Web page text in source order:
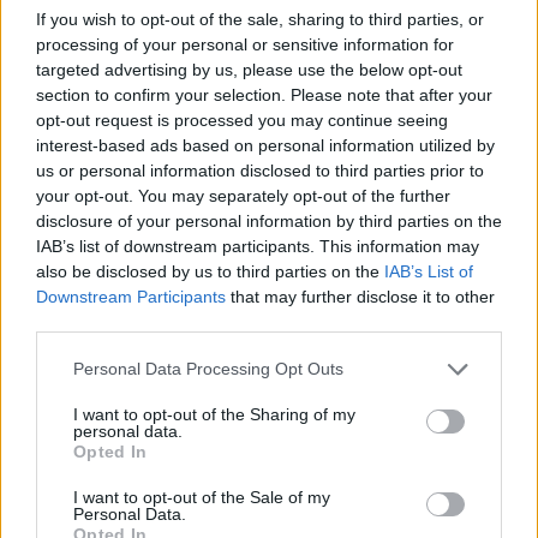
If you wish to opt-out of the sale, sharing to third parties, or
processing of your personal or sensitive information for
targeted advertising by us, please use the below opt-out
section to confirm your selection. Please note that after your
opt-out request is processed you may continue seeing
interest-based ads based on personal information utilized by
us or personal information disclosed to third parties prior to
your opt-out. You may separately opt-out of the further
disclosure of your personal information by third parties on the
IAB’s list of downstream participants. This information may
also be disclosed by us to third parties on the IAB’s List of
Downstream Participants that may further disclose it to other
Personal Data Processing Opt Outs
I want to opt-out of the Sharing of my
personal data.
Opted In
I want to opt-out of the Sale of my
Personal Data.
Opted In
zaproszenie na Mistrzostwa Świata w Hearthstone'a!
W pierwszej odsłonie serii XiaoT musiał zmierzyć się z
Cubelockiem Polaka. Odpowiedź zawodnika Państwa
Środka nie była jednak szczególnie dobra, bowiem jego
Spiteful Druid po prostu nie był wystarczająco silny.
a83650 przyzwyczaił nas już do tego, że jego ataki są
naprawdę efektywne dopiero w późniejszych turach
rozgrywki i podobnie było w tym przypadku. Nasz
rodak ograł swojego rywala w swojej 9. turze, wciąż
mając kilka punktów życia zapasu.
Taunt Druida, który zresztą wydaje się być jego
najmocniejszym wyborem. XiaoT natomiast wybrał
Recruit Huntera, dzięki któremu udało mu się napsuć
sporo krwi graczowi znad Wisły. a83650 kilka razy
próbował rozbić obronę swojego przeciwnika, ale
ciągle brakowało mu kluczowych kart. Niemniej, kiedy w